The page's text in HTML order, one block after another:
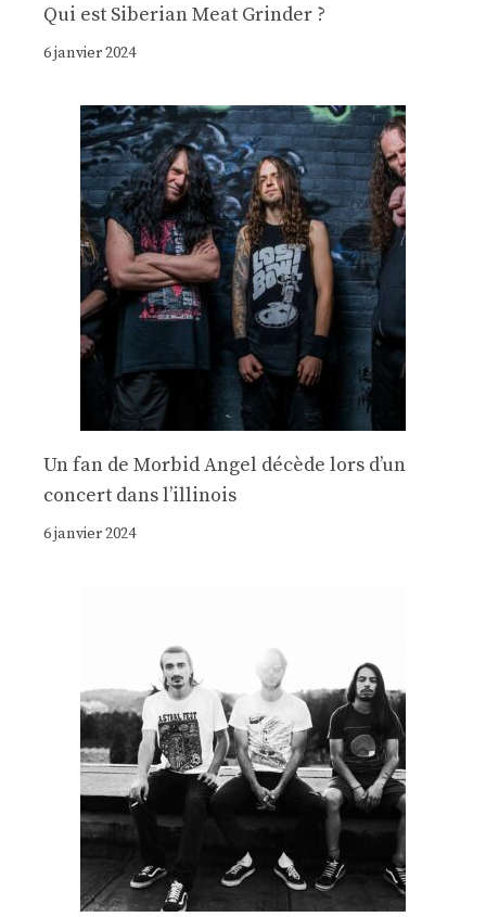
Qui est Siberian Meat Grinder ?
6 janvier 2024
Un fan de Morbid Angel décède lors d’un
concert dans l’illinois
6 janvier 2024